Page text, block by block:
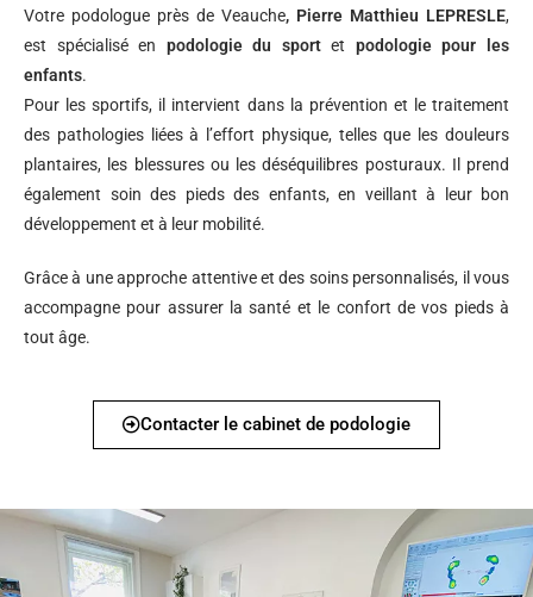
Votre podologue près de Veauche, Pierre Matthieu LEPRESLE,
est spécialisé en podologie du sportet podologie pour les
enfants.
Pour les sportifs, il intervient dans la prévention et le traitement
des pathologies liées à l’effort physique, telles que les douleurs
plantaires, les blessures ou les déséquilibres posturaux. Il prend
également soin des pieds des enfants, en veillant à leur bon
développement et à leur mobilité.
Grâce à une approche attentive et des soins personnalisés, il vous
accompagne pour assurer la santé et le confort de vos pieds à
tout âge.
Contacter le cabinet de podologie